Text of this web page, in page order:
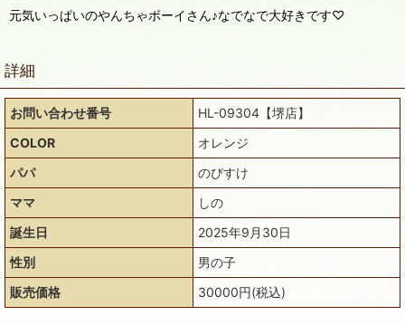
元気いっぱいのやんちゃボーイさん♪なでなで大好きです♡
詳細
お問い合わせ番号
HL-09304【堺店】
COLOR
オレンジ
パパ
のびすけ
ママ
しの
誕生日
2025年9月30日
性別
男の子
販売価格
30000円(税込)